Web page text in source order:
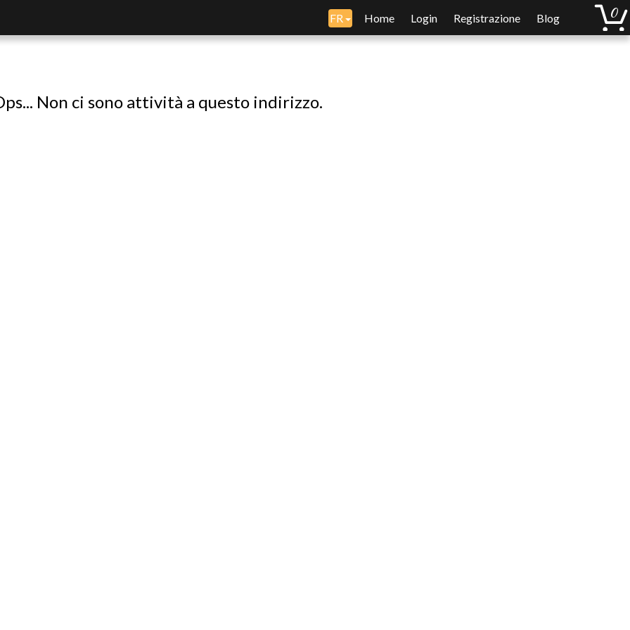
FR Home Login Registrazione Blog
Non ci sono attività a questo indirizzo.